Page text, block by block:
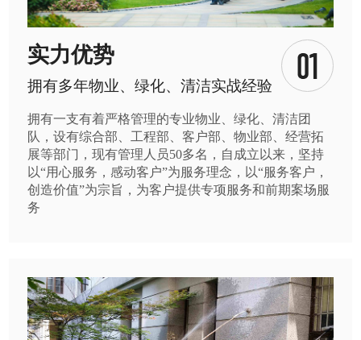
实力优势
拥有多年物业、绿化、清洁实战经验
拥有一支有着严格管理的专业物业、绿化、清洁团
队，设有综合部、工程部、客户部、物业部、经营拓
展等部门，现有管理人员50多名，自成立以来，坚持
以“用心服务，感动客户”为服务理念，以“服务客户，
创造价值”为宗旨，为客户提供专项服务和前期案场服
务